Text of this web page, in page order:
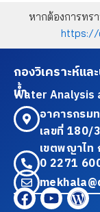
หากต้องการทร
https://
กองวิเคราะห์แ
น้ำ
Water Analysis
อาคารกรม
เลขที่ 180/
เขตพญาไท
0 2271